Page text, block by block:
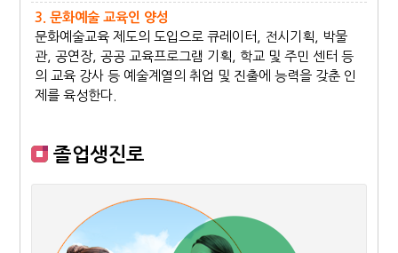
3. 문화예술 교육인 양성
문화예술교육 제도의 도입으로 큐레이터, 전시기획, 박물
관, 공연장, 공공 교육프로그램 기획, 학교 및 주민 센터 등
의 교육 강사 등 예술계열의 취업 및 진출에 능력을 갖춘 인
제를 육성한다.
졸업생진로